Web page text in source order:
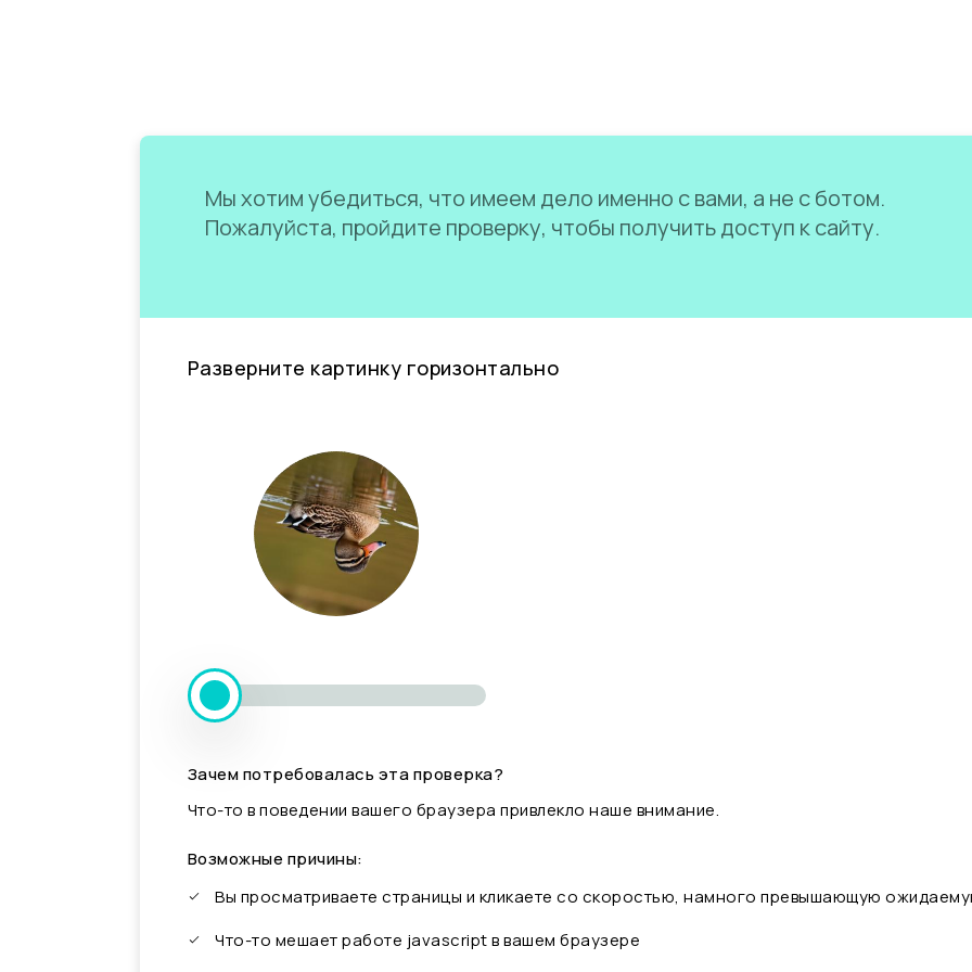
Мы хотим убедиться, что имеем дело именно с вами, а не с ботом.
Пожалуйста, пройдите проверку, чтобы получить доступ к сайту.
Разверните картинку горизонтально
Зачем потребовалась эта проверка?
Что-то в поведении вашего браузера привлекло наше внимание.
Возможные причины:
Вы просматриваете страницы и кликаете со скоростью, намного превышающую
Что-то мешает работе javascript в вашем браузере